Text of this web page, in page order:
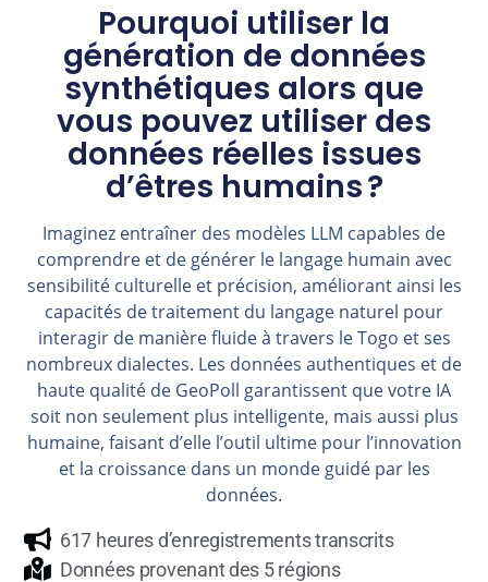
Pourquoi utiliser la
génération de données
synthétiques alors que
vous pouvez utiliser des
données réelles issues
d’êtres humains ?
Imaginez entraîner des modèles LLM capables de
comprendre et de générer le langage humain avec
sensibilité culturelle et précision, améliorant ainsi les
capacités de traitement du langage naturel pour
interagir de manière fluide à travers le Togo et ses
nombreux dialectes. Les données authentiques et de
haute qualité de GeoPoll garantissent que votre IA
soit non seulement plus intelligente, mais aussi plus
humaine, faisant d’elle l’outil ultime pour l’innovation
et la croissance dans un monde guidé par les
données.
617 heures d’enregistrements transcrits
Données provenant des 5 régions